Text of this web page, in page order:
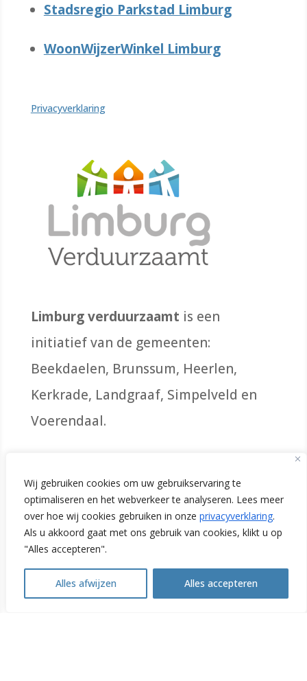
Wij gebruiken cookies om uw gebruikservaring te
optimaliseren en het webverkeer te analyseren. Lees meer
over hoe wij cookies gebruiken in onze privacyverklaring.
Als u akkoord gaat met ons gebruik van cookies, klikt u op
"Alles accepteren".
Alles afwijzen Alles accepteren
Stadsregio Parkstad Limburg
WoonWijzerWinkel Limburg
Privacyverklaring
Limburg verduurzaamt is een
initiatief van de gemeenten:
Beekdaelen, Brunssum, Heerlen,
Kerkrade, Landgraaf, Simpelveld en
Voerendaal.
Initiatiefnemers
Open